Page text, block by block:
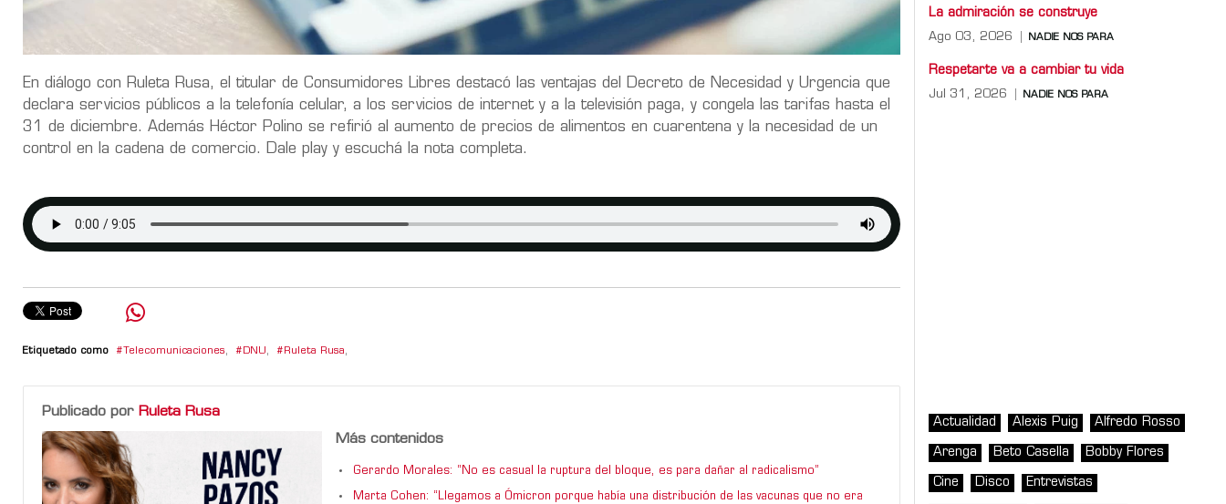
En diálogo con Ruleta Rusa, el titular de Consumidores Libres destacó las ventajas del Decreto de Necesidad y Urgencia que
declara servicios públicos a la telefonía celular, a los servicios de internet y a la televisión paga, y congela las tarifas hasta el
31 de diciembre. Además Héctor Polino se refirió al aumento de precios de alimentos en cuarentena y la necesidad de un
control en la cadena de comercio. Dale play y escuchá la nota completa.
Etiquetado como Telecomunicaciones, DNU, Ruleta Rusa,
Publicado por Ruleta Rusa
Más contenidos
Gerardo Morales: “No es casual la ruptura del bloque, es para dañar al radicalismo”
Marta Cohen: “Llegamos a Ómicron porque había una distribución de las vacunas que no era
La admiración se construye
Ago 03, 2026 NADIE NOS PARA
Respetarte va a cambiar tu vida
Jul 31, 2026 NADIE NOS PARA
Actualidad Alexis Puig Alfredo Rosso
Arenga Beto Casella Bobby Flores
Cine Disco Entrevistas